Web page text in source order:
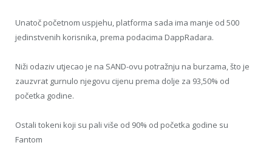
Unatoč početnom uspjehu, platforma sada ima manje od 500
jedinstvenih korisnika, prema podacima DappRadara.
Niži odaziv utjecao je na SAND-ovu potražnju na burzama, što je
zauzvrat gurnulo njegovu cijenu prema dolje za 93,50% od
početka godine.
Ostali tokeni koji su pali više od 90% od početka godine su
Fantom